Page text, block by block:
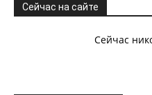
Сейчас на сайте
Сейчас